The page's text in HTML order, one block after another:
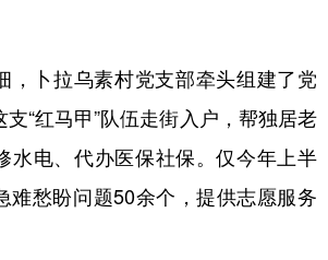
卜拉乌素村党支部牵头组建了党
“红马甲”队伍走街入户，帮独居老
水电、代办医保社保。仅今年上半
难愁盼问题50余个，提供志愿服务